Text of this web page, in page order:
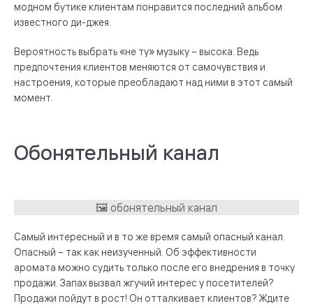
модном бутике клиентам понравится последний альбом
известного ди-джея.
Вероятность выбрать «не ту» музыку – высока. Ведь
предпочтения клиентов меняются от самочувствия и
настроения, которые преобладают над ними в этот самый
момент.
Обонятельный канал
Самый интересный и в то же время самый опасный канал.
Опасный – так как неизученный. Об эффективности
аромата можно судить только после его внедрения в точку
продажи. Запах вызвал жгучий интерес у посетителей?
Продажи пойдут в рост! Он отталкивает клиентов? Ждите